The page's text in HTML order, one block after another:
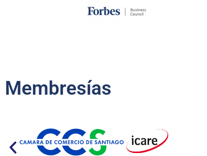
Membresías​